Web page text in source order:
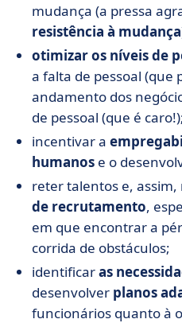
mudança (a pressa
resistência à mudança
otimizar os níveis de
a falta de pessoal (que
andamento dos
de pessoal (que é
incentivar a
humanos e o
reter talentos e, assim,
de recrutamento,
em que encontrar a
corrida de obstáculos;
identificaras
desenvolver planos
funcionários quanto à